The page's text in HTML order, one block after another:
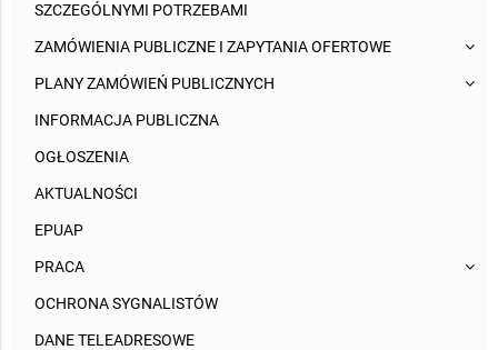
SZCZEGÓLNYMI POTRZEBAMI
ZAMÓWIENIA PUBLICZNE I ZAPYTANIA OFERTOWE
PLANY ZAMÓWIEŃ PUBLICZNYCH
INFORMACJA PUBLICZNA
OGŁOSZENIA
AKTUALNOŚCI
EPUAP
PRACA
OCHRONA SYGNALISTÓW
DANE TELEADRESOWE